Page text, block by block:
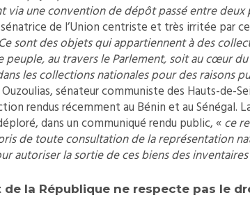
via une convention de dépôt passé entre deux
de l’Union centriste et très irritée par
Ce sont des objets qui appartiennent à des
peuple, au travers le Parlement, soit au cœur
les collections nationales pour des raisons
sénateur communiste des Hauts-de-
rendus récemment au Bénin et au Sénégal.
dans un communiqué rendu public, «ce
de toute consultation de la représentation
autoriser la sortie de ces biens des
de la République ne respecte pas le